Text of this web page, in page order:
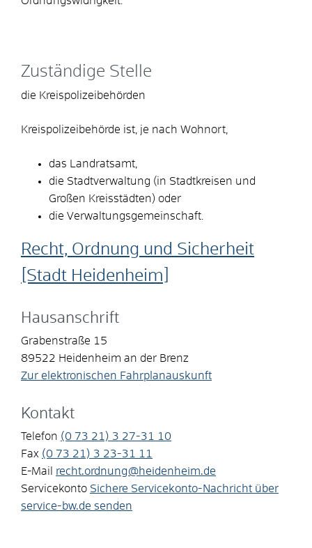
Zuständige Stelle
die Kreispolizeibehörden
Kreispolizeibehörde ist, je nach Wohnort,
das Landratsamt,
die Stadtverwaltung (in Stadtkreisen und
Großen Kreisstädten) oder
die Verwaltungsgemeinschaft.
Recht, Ordnung und Sicherheit
[Stadt Heidenheim]
Hausanschrift
Grabenstraße 15
89522 Heidenheim an der Brenz
Zur elektronischen Fahrplanauskunft
Kontakt
Telefon (0 73 21) 3 27-31
10
Fax (0 73 21) 3 23-31
11
E-Mail
recht.ordnung@heidenheim.de
Servicekonto Sichere Servicekonto-Nachricht über
service-bw.de senden